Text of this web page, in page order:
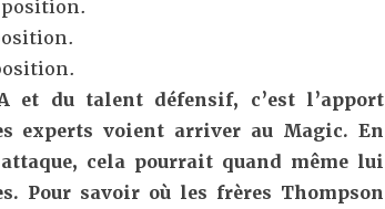
position.
et du talent défensif, c’est l’apport
experts voient arriver au Magic. En
cela pourrait quand même lui
Pour savoir où les frères Thompson